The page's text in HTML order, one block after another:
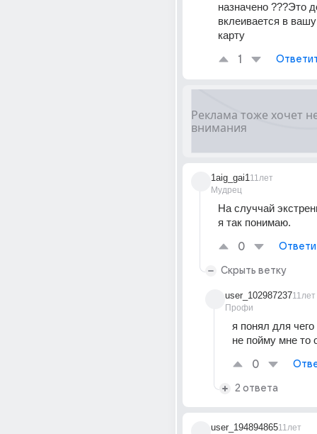
назначено ???Это
вклеивается в
карту
1
1aig_gai1
Мудрец
11лет
На случчай
я так понимаю.
0
Скрыть ветку
user_102987237
Профи
11лет
я понял для чего
не пойму мне то
0
2 ответа
user_19489486511лет